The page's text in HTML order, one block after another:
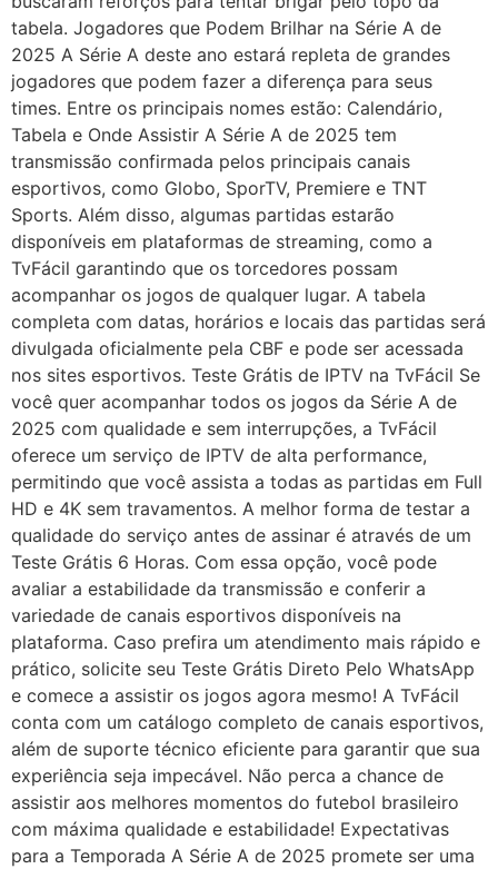
tabela. Jogadores que Podem Brilhar na Série A de
2025 A Série A deste ano estará repleta de grandes
jogadores que podem fazer a diferença para seus
times. Entre os principais nomes estão: Calendário,
Tabela e Onde Assistir A Série A de 2025 tem
transmissão confirmada pelos principais canais
esportivos, como Globo, SporTV, Premiere e TNT
Sports. Além disso, algumas partidas estarão
disponíveis em plataformas de streaming, como a
TvFácil garantindo que os torcedores possam
acompanhar os jogos de qualquer lugar. A tabela
completa com datas, horários e locais das partidas será
divulgada oficialmente pela CBF e pode ser acessada
nos sites esportivos. Teste Grátis de IPTV na TvFácil Se
você quer acompanhar todos os jogos da Série A de
2025 com qualidade e sem interrupções, a TvFácil
oferece um serviço de IPTV de alta performance,
permitindo que você assista a todas as partidas em Full
HD e 4K sem travamentos. A melhor forma de testar a
qualidade do serviço antes de assinar é através de um
Teste Grátis 6 Horas. Com essa opção, você pode
avaliar a estabilidade da transmissão e conferir a
variedade de canais esportivos disponíveis na
plataforma. Caso prefira um atendimento mais rápido e
prático, solicite seu Teste Grátis Direto Pelo WhatsApp
e comece a assistir os jogos agora mesmo! A TvFácil
conta com um catálogo completo de canais esportivos,
além de suporte técnico eficiente para garantir que sua
experiência seja impecável. Não perca a chance de
assistir aos melhores momentos do futebol brasileiro
com máxima qualidade e estabilidade! Expectativas
para a Temporada A Série A de 2025 promete ser uma